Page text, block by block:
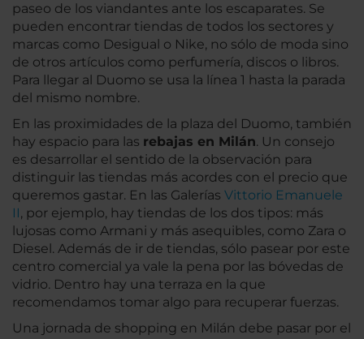
paseo de los viandantes ante los escaparates. Se
pueden encontrar tiendas de todos los sectores y
marcas como Desigual o Nike, no sólo de moda sino
de otros artículos como perfumería, discos o libros.
Para llegar al Duomo se usa la línea 1 hasta la parada
del mismo nombre.
En las proximidades de la plaza del Duomo, también
hay espacio para las rebajas en Milán. Un consejo
es desarrollar el sentido de la observación para
distinguir las tiendas más acordes con el precio que
queremos gastar. En las Galerías Vittorio Emanuele
II, por ejemplo, hay tiendas de los dos tipos: más
lujosas como Armani y más asequibles, como Zara o
Diesel. Además de ir de tiendas, sólo pasear por este
centro comercial ya vale la pena por las bóvedas de
vidrio. Dentro hay una terraza en la que
recomendamos tomar algo para recuperar fuerzas.
Una jornada de shopping en Milán debe pasar por el